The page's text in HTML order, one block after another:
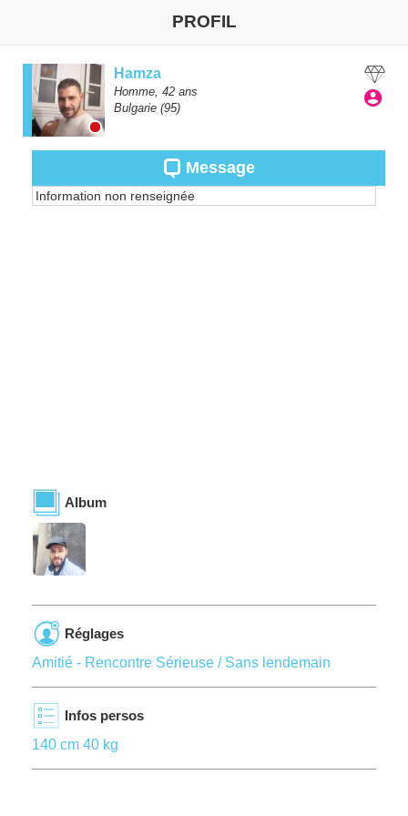
PROFIL
Hamza
Homme, 42 ans
Bulgarie (95)
Message
Information non renseignée
Album
Réglages
Amitié - Rencontre Sérieuse / Sans lendemain
Infos persos
140 cm 40 kg